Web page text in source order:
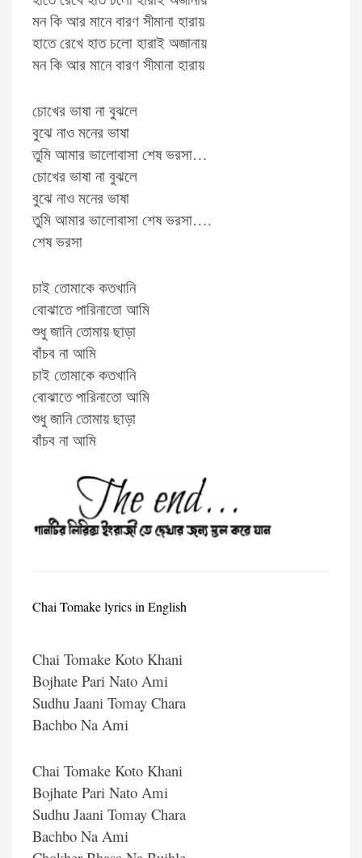
মন কি আর মানে বারণ সীমানা হারায়
হাতে রেখে হাত চলো হারাই অজানায়
মন কি আর মানে বারণ সীমানা হারায়
চোখের ভাষা না বুঝলে
বুঝে নাও মনের ভাষা
তুমি আমার ভালোবাসা শেষ ভরসা…
চোখের ভাষা না বুঝলে
বুঝে নাও মনের ভাষা
তুমি আমার ভালোবাসা শেষ ভরসা….
শেষ ভরসা
চাই তোমাকে কতখানি
বোঝাতে পারিনাতো আমি
শুধু জানি তোমায় ছাড়া
বাঁচব না আমি
চাই তোমাকে কতখানি
বোঝাতে পারিনাতো আমি
শুধু জানি তোমায় ছাড়া
বাঁচব না আমি
Chai Tomake lyrics in English
Chai Tomake Koto Khani
Bojhate Pari Nato Ami
Sudhu Jaani Tomay Chara
Bachbo Na Ami
Chai Tomake Koto Khani
Bojhate Pari Nato Ami
Sudhu Jaani Tomay Chara
Bachbo Na Ami